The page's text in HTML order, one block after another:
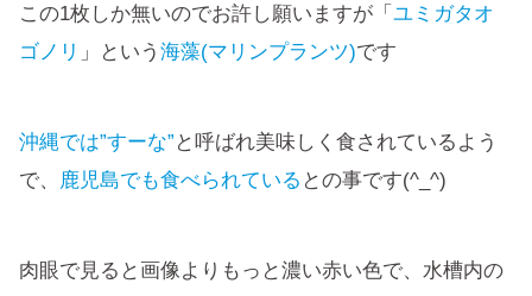
この1枚しか無いのでお許し願いますが「 ユミガタオ
ゴノリ 」という 海藻(マリンプランツ)です
沖縄では”すーな” と呼ばれ美味しく食されているよう
で、
鹿児島でも食べられている との事です(^_^)
肉眼で見ると画像よりもっと濃い赤い色で、水槽内の